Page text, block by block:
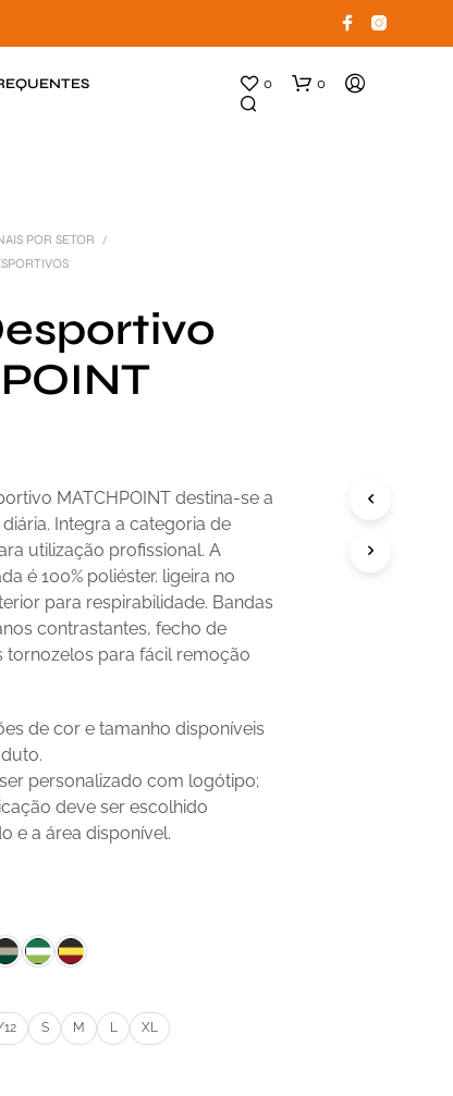
0 0
R
D
POR SETOR /
MATCHPOINT destina-se a
Integra a categoria de
utilização profissional. A
é 100% poliéster. ligeira no
para respirabilidade. Bandas
contrastantes, fecho de
tornozelos para fácil remoção
de cor e tamanho disponíveis
personalizado com logótipo;
deve ser escolhido
e a área disponível.
12 S M L XL